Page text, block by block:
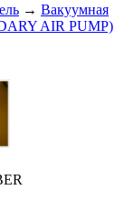
→ Вакуумная
AIR PUMP)